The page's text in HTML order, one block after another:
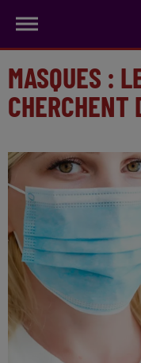
MASQUES :
CHERCHENT